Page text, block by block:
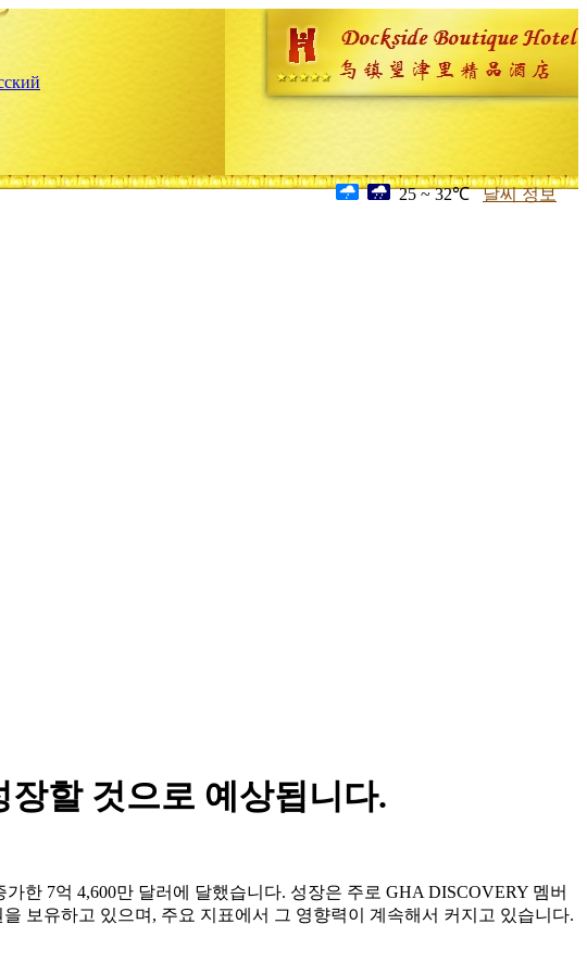
25 ~ 32℃ 날씨 정보
할 것으로 예상됩니다.
한 7억 4,600만 달러에 달했습니다. 성장은 주로 GHA DISCOVERY 멤버
보유하고 있으며, 주요 지표에서 그 영향력이 계속해서 커지고 있습니다.